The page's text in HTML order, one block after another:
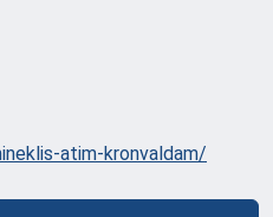
atim-kronvaldam/